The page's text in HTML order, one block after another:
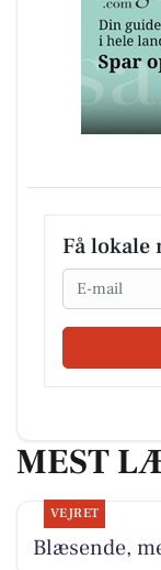
Få lokale
Email
MEST
VEJRET
Blæsende,